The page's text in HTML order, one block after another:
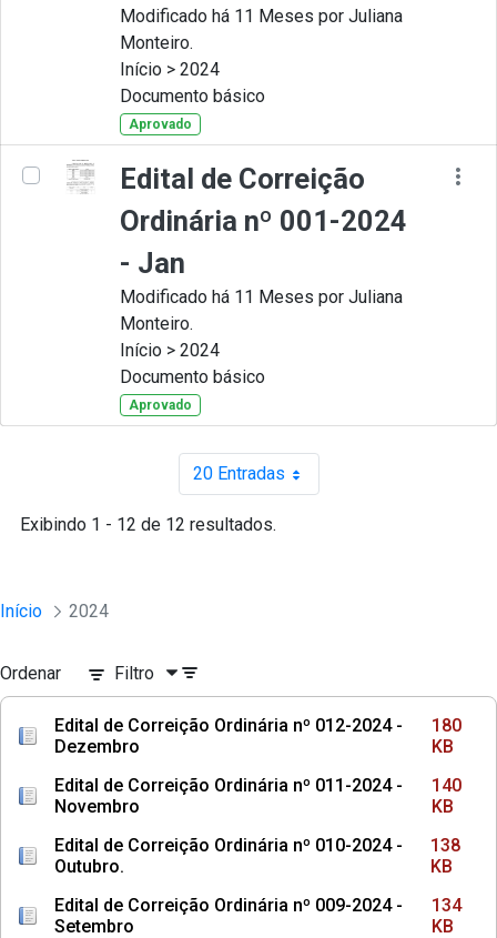
Modificado há 11 Meses por Juliana
Monteiro.
Início > 2024
Documento básico
Aprovado
Edital de Correição
Ordinária nº 001-2024
- Jan
Modificado há 11 Meses por Juliana
Monteiro.
Início > 2024
Documento básico
Aprovado
20 EntradasPor página
Exibindo 1 - 12 de 12 resultados.
Início 2024
Ordenar Filtro
Edital de Correição Ordinária nº 012-2024 -
Dezembro
180
KB
Edital de Correição Ordinária nº 011-2024 -
Novembro
140
KB
Edital de Correição Ordinária nº 010-2024 -
Outubro.
138
KB
Edital de Correição Ordinária nº 009-2024 -
Setembro
134
KB